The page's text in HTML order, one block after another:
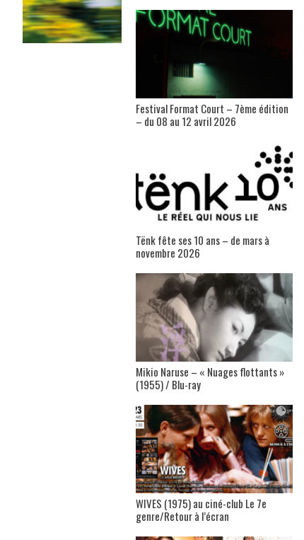
Festival Format Court – 7ème édition
– du 08 au 12 avril 2026
Tënk fête ses 10 ans – de mars à
novembre 2026
Mikio Naruse – « Nuages flottants »
(1955) / Blu-ray
WIVES (1975) au ciné-club Le 7e
genre/Retour à l’écran